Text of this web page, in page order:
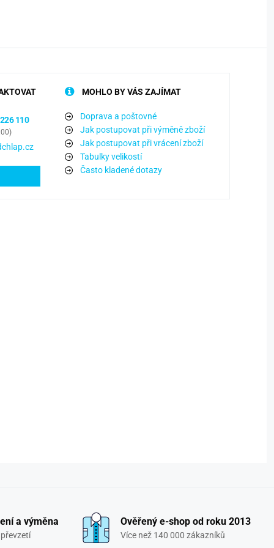
110
MOHLO BY VÁS ZAJÍMAT
Doprava a poštovné
Jak postupovat při výměně zboží
Jak postupovat při vrácení zboží
Tabulky velikostí
Často kladené dotazy
a výměna Ověřený e-shop od roku 2013
Více než 140 000 zákazníků